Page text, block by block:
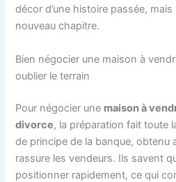
décor d’une histoire passée, mais
nouveau chapitre.
Bien négocier une maison à
oublier le terrain
Pour négocier une maison à
divorce, la préparation fait toute
de principe de la banque, obtenu
rassure les vendeurs. Ils savent
positionner rapidement, ce qui